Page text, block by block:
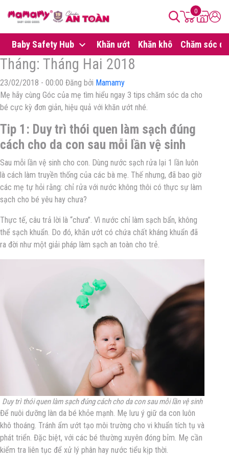
0
Baby Safety Hub Khăn ướt Khăn khô Chăm sóc da
Tháng: Tháng Hai 2018
23/02/2018 - 00:00 Đăng bởi Mamamy
Mẹ hãy cùng Góc của mẹ tìm hiểu ngay 3 tips chăm sóc da cho
bé cực kỳ đơn giản, hiệu quả với khăn ướt nhé.
Tip 1: Duy trì thói quen làm sạch đúng
cách cho da con sau mỗi lần vệ sinh
Sau mỗi lần vệ sinh cho con. Dùng nước sạch rửa lại 1 lần luôn
là cách làm truyền thống của các bà mẹ. Thế nhưng, đã bao giờ
các mẹ tự hỏi rằng: chỉ rửa với nước không thôi có thực sự làm
sạch cho bé yêu hay chưa?
Thực tế, câu trả lời là “chưa”. Vì nước chỉ làm sạch bẩn, không
thể sạch khuẩn. Do đó, khăn ướt có chứa chất kháng khuẩn đã
ra đời như một giải pháp làm sạch an toàn cho trẻ.
Duy trì thói quen làm sạch đúng cách cho da con sau mỗi lần vệ sinh
Để nuôi dưỡng làn da bé khỏe mạnh. Mẹ lưu ý giữ da con luôn
khô thoáng. Tránh ẩm ướt tạo môi trường cho vi khuẩn tích tụ và
phát triển. Đặc biệt, với các bé thường xuyên đóng bỉm. Mẹ cần
kiểm tra liên tục để xử lý phân hay nước tiểu kịp thời.